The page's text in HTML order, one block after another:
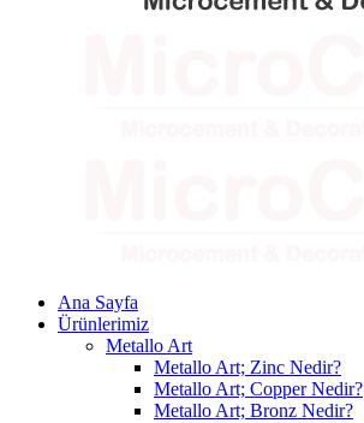
Ana Sayfa
Ürünlerimiz
Metallo Art
Metallo Art; Zinc Nedir?
Metallo Art; Copper Nedir?
Metallo Art; Bronz Nedir?